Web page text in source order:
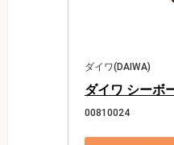
ダイワ(DAIWA)
ダイワ シーボ
00810024